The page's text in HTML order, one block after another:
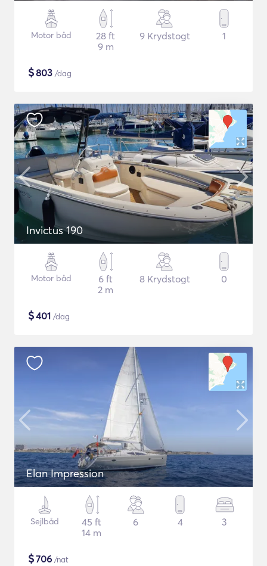
Motor båd
28 ft
9 m
9 Krydstogt 1
$803 /dag
Invictus 190
Motor båd
6 ft
2 m
8 Krydstogt 0
$401 /dag
Elan Impression
Sejlbåd
45 ft
14 m
6 4 3
$706 /nat